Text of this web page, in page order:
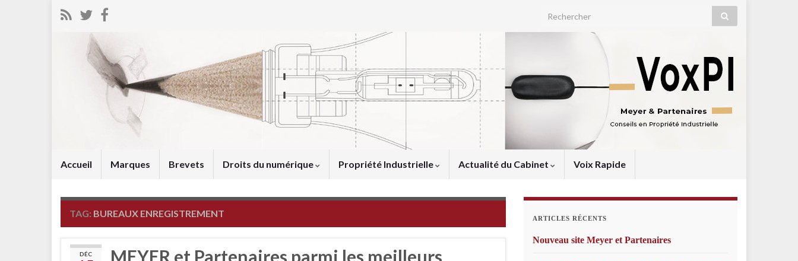
Search for:
Accueil Marques Brevets Droits du numérique Propriété Industrielle Actualité du Cabinet Voix Rapide
TAG: BUREAUX ENREGISTREMENT
DÉC
MEYER et Partenaires parmi les meilleurs
ARTICLES RÉCENTS
Nouveau site Meyer et Partenaires